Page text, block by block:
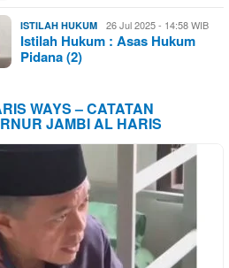
ISTILAH HUKUM 26 Jul 2025 - 14:58 WIB
Istilah Hukum : Asas Hukum
Pidana (2)
WAYS – CATATAN
JAMBI AL HARIS